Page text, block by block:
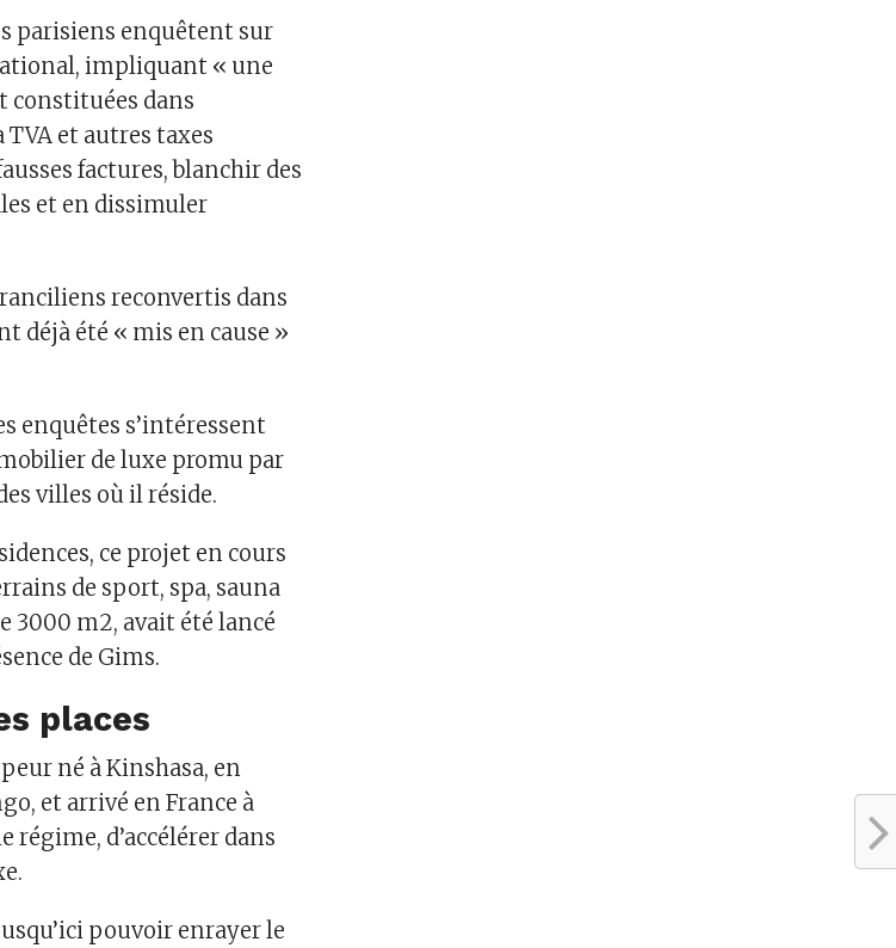
parisiens enquêtent sur
impliquant « une
constituées dans
et autres taxes
factures, blanchir des
et en dissimuler
reconvertis dans
déjà été « mis en cause »
enquêtes s’intéressent
de luxe promu par
villes où il réside.
ce projet en cours
de sport, spa, sauna
3000 m2, avait été lancé
de Gims.
places
né à Kinshasa, en
et arrivé en France à
régime, d’accélérer dans
pouvoir enrayer le